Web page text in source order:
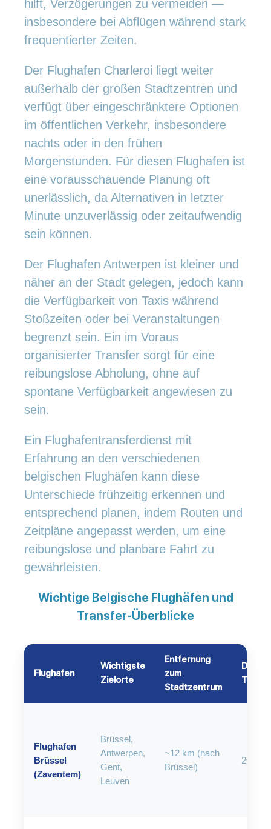
hilft, Verzögerungen zu vermeiden —
insbesondere bei Abflügen während stark
frequentierter Zeiten.
Der Flughafen Charleroi liegt weiter
außerhalb der großen Stadtzentren und
verfügt über eingeschränktere Optionen
im öffentlichen Verkehr, insbesondere
nachts oder in den frühen
Morgenstunden. Für diesen Flughafen ist
eine vorausschauende Planung oft
unerlässlich, da Alternativen in letzter
Minute unzuverlässig oder zeitaufwendig
sein können.
Der Flughafen Antwerpen ist kleiner und
näher an der Stadt gelegen, jedoch kann
die Verfügbarkeit von Taxis während
Stoßzeiten oder bei Veranstaltungen
begrenzt sein. Ein im Voraus
organisierter Transfer sorgt für eine
reibungslose Abholung, ohne auf
spontane Verfügbarkeit angewiesen zu
sein.
Ein Flughafentransferdienst mit
Erfahrung an den verschiedenen
belgischen Flughäfen kann diese
Unterschiede frühzeitig erkennen und
entsprechend planen, indem Routen und
Zeitpläne angepasst werden, um eine
reibungslose und planbare Fahrt zu
gewährleisten.
Wichtige Belgische Flughäfen und
Transfer-Überblicke
Flughafen
Wichtigste
Zielorte
Entfernung
zum
Stadtzentrum
Flughafen
Brüssel
(Zaventem)
Brüssel,
Antwerpen,
Gent,
Leuven
~12 km (nach
Brüssel)
20–35